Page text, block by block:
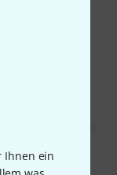
Ihnen ein
auf der